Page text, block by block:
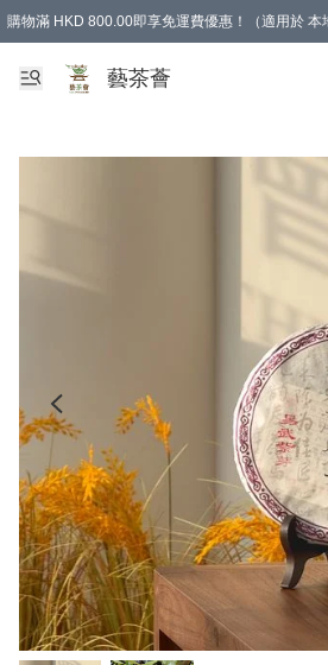
購物滿 HKD 800.00即享免運費優惠！（適用於 本
藝茶薈